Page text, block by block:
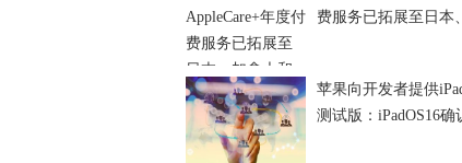
费服务已拓展至日本
苹果向开发者提供
测试版：iPadOS16确